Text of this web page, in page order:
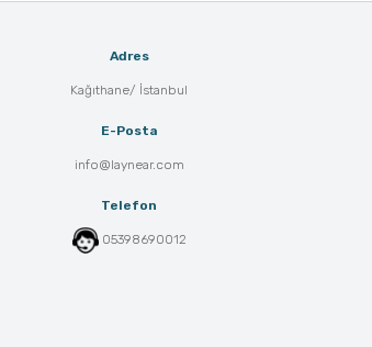
Adres
Kağıthane/ İstanbul
E-Posta
info@laynear.com
Telefon
05398690012